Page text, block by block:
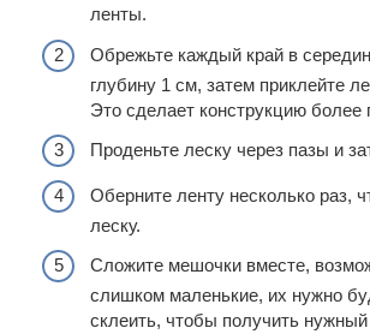
ленты.
Обрежьте каждый край в
глубину 1 см, затем приклейте
Это сделает конструкцию более
Проденьте леску через пазы и
Оберните ленту несколько раз,
леску.
Сложите мешочки вместе,
слишком маленькие, их нужно
склеить, чтобы получить